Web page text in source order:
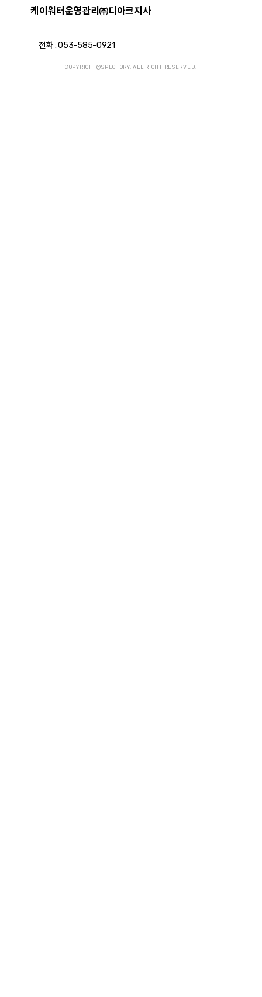
케이워터운영관리㈜디아크지사
전화 :053-585-0921
COPYRIGHT@SPECTORY. ALL RIGHT RESERVED.